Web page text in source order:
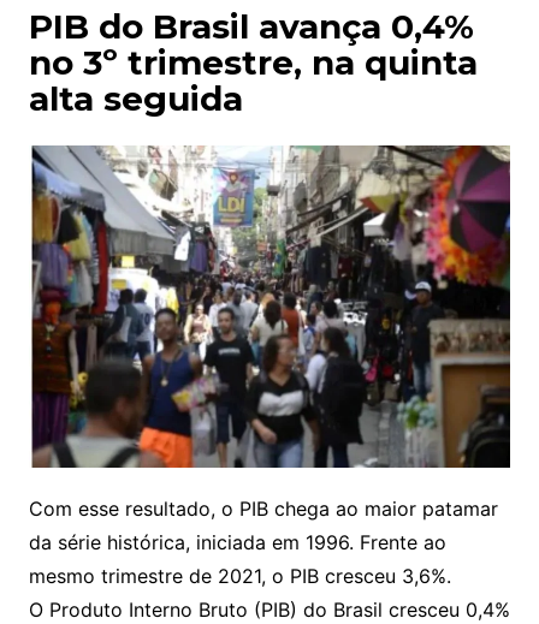
PIB do Brasil avança 0,4%
no 3º trimestre, na quinta
alta seguida
Com esse resultado, o PIB chega ao maior patamar
da série histórica, iniciada em 1996. Frente ao
mesmo trimestre de 2021, o PIB cresceu 3,6%.
O Produto Interno Bruto (PIB) do Brasil cresceu 0,4%